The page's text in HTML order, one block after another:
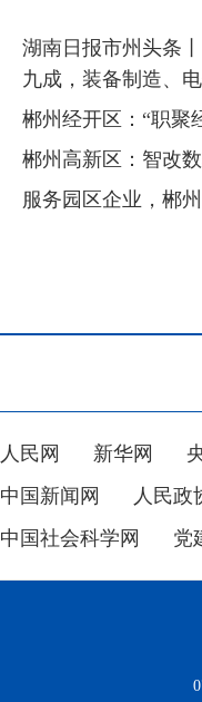
湖南日报市州头条
九成，装备制造、
郴州经开区：“职聚
郴州高新区：智改
服务园区企业，郴
人民网 新华网
中国新闻网
人民政
中国社会科学网
党